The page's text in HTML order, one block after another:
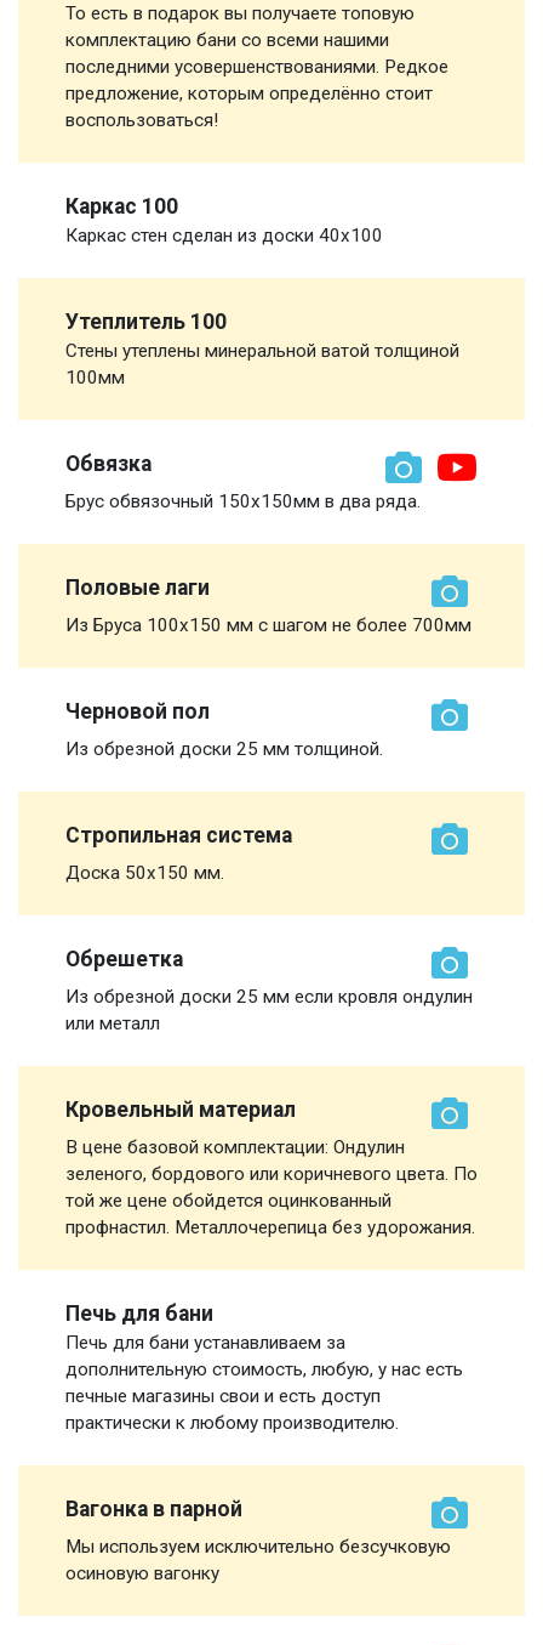
То есть в подарок вы получаете топовую
комплектацию бани со всеми нашими
последними усовершенствованиями. Редкое
предложение, которым определённо стоит
воспользоваться!
Каркас 100
Каркас стен сделан из доски 40х100
Утеплитель 100
Стены утеплены минеральной ватой толщиной
100мм
Обвязка
Брус обвязочный 150х150мм в два ряда.
Половые лаги
Из Бруса 100х150 мм с шагом не более 700мм
Черновой пол
Из обрезной доски 25 мм толщиной.
Стропильная система
Доска 50х150 мм.
Обрешетка
Из обрезной доски 25 мм если кровля ондулин
или металл
Кровельный материал
В цене базовой комплектации: Ондулин
зеленого, бордового или коричневого цвета. По
той же цене обойдется оцинкованный
профнастил. Металлочерепица без удорожания.
Печь для бани
Печь для бани устанавливаем за
дополнительную стоимость, любую, у нас есть
печные магазины свои и есть доступ
практически к любому производителю.
Вагонка в парной
Мы используем исключительно безсучковую
осиновую вагонку